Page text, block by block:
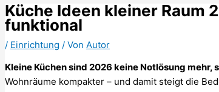
Küche Ideen kleiner Raum
funktional
/ Einrichtung / Von Autor
Kleine Küchen sind 2026 keine Notlösung
Wohnräume kompakter – und damit steigt die